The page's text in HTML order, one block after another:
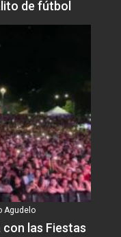
de fútbol
Agudelo
con las Fiestas